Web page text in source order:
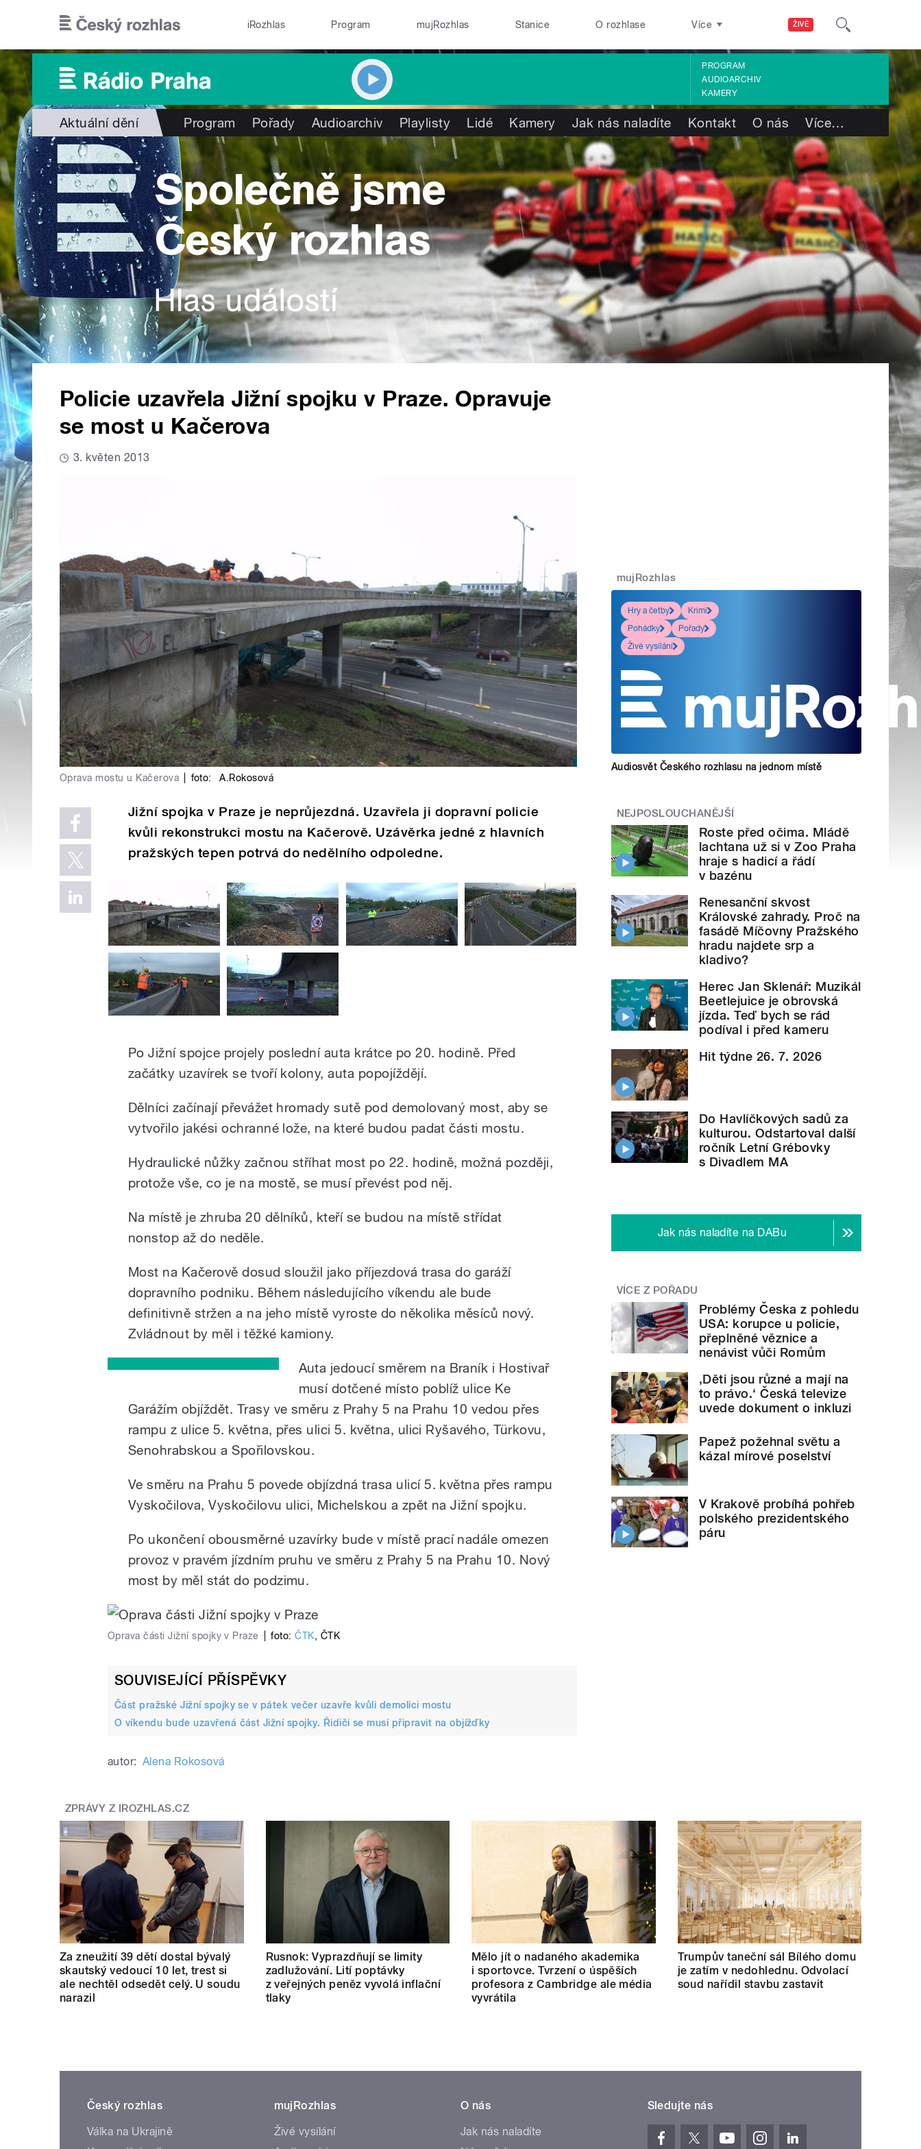
ŽIVĚ
iRozhlas Program mujRozhlas Stanice O rozhlase Více
PROGRAM
AUDIOARCHIV
KAMERY
Aktuální dění Program Pořady Audioarchiv Playlisty Lidé Kamery Jak nás naladíte Kontakt O nás Více…
Policie uzavřela Jižní spojku v Praze. Opravuje
se most u Kačerova
3. květen 2013
Oprava mostu u Kačerova foto: A.Rokosová
Jižní spojka v Praze je neprůjezdná. Uzavřela ji dopravní policie
kvůli rekonstrukci mostu na Kačerově. Uzávěrka jedné z hlavních
pražských tepen potrvá do nedělního odpoledne.
Po Jižní spojce projely poslední auta krátce po 20. hodině. Před
začátky uzavírek se tvoří kolony, auta popojíždějí.
Dělníci začínají převážet hromady sutě pod demolovaný most, aby se
vytvořilo jakési ochranné lože, na které budou padat části mostu.
Hydraulické nůžky začnou stříhat most po 22. hodině, možná později,
protože vše, co je na mostě, se musí převést pod něj.
Na místě je zhruba 20 dělníků, kteří se budou na místě střídat
nonstop až do neděle.
Most na Kačerově dosud sloužil jako příjezdová trasa do garáží
dopravního podniku. Během následujícího víkendu ale bude
definitivně stržen a na jeho místě vyroste do několika měsíců nový.
Zvládnout by měl i těžké kamiony.
Auta jedoucí směrem na Braník i Hostivař
musí dotčené místo poblíž ulice Ke
Garážím objíždět. Trasy ve směru z Prahy 5 na Prahu 10 vedou přes
rampu z ulice 5. května, přes ulici 5. května, ulici Ryšavého, Türkovu,
Senohrabskou a Spořilovskou.
Ve směru na Prahu 5 povede objízdná trasa ulicí 5. května přes rampu
Vyskočilova, Vyskočilovu ulici, Michelskou a zpět na Jižní spojku.
Po ukončení obousměrné uzavírky bude v místě prací nadále omezen
provoz v pravém jízdním pruhu ve směru z Prahy 5 na Prahu 10. Nový
most by měl stát do podzimu.
Oprava části Jižní spojky v Praze foto:ČTK, ČTK
SOUVISEJÍCÍ PŘÍSPĚVKY
Část pražské Jižní spojky se v pátek večer uzavře kvůli demolici mostu
O víkendu bude uzavřená část Jižní spojky. Řidiči se musí připravit na objížďky
autor: Alena Rokosová
mujRozhlas
Hry a četby
Krimi
Pohádky
Pořady
Živé vysílání
Audiosvět Českého rozhlasu na jednom místě
NEJPOSLOUCHANĚJŠÍ
Roste před očima. Mládě
lachtana už si v Zoo Praha
hraje s hadicí a řádí
v bazénu
Renesanční skvost
Královské zahrady. Proč na
fasádě Míčovny Pražského
hradu najdete srp a
kladivo?
Herec Jan Sklenář: Muzikál
Beetlejuice je obrovská
jízda. Teď bych se rád
podíval i před kameru
Hit týdne 26. 7. 2026
Do Havlíčkových sadů za
kulturou. Odstartoval další
ročník Letní Grébovky
s Divadlem MA
Jak nás naladíte na DABu
VÍCE Z POŘADU
Problémy Česka z pohledu
USA: korupce u policie,
přeplněné věznice a
nenávist vůči Romům
‚Děti jsou různé a mají na
to právo.‘ Česká televize
uvede dokument o inkluzi
Papež požehnal světu a
kázal mírové poselství
V Krakově probíhá pohřeb
polského prezidentského
páru
ZPRÁVY Z IROZHLAS.CZ
Za zneužití 39 dětí dostal bývalý
skautský vedoucí 10 let, trest si
ale nechtěl odsedět celý. U soudu
narazil
Rusnok: Vyprazdňují se limity
zadlužování. Lití poptávky
z veřejných peněz vyvolá inflační
tlaky
Mělo jít o nadaného akademika
i sportovce. Tvrzení o úspěších
profesora z Cambridge ale média
vyvrátila
Trumpův taneční sál Bílého domu
je zatím v nedohlednu. Odvolací
soud nařídil stavbu zastavit
Český rozhlas
Válka na Ukrajině
mujRozhlas
Živé vysílání
O nás
Jak nás naladíte
Sledujte nás